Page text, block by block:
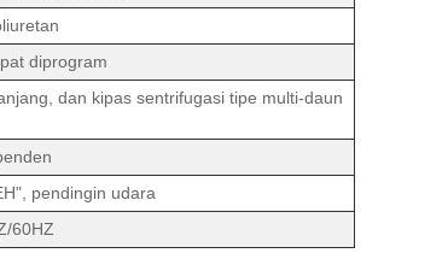
diprogram
dan kipas sentrifugasi tipe multi-daun
pendingin udara
60HZ